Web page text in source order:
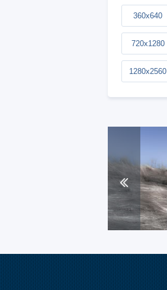
360x640
720x1280
1280x2560